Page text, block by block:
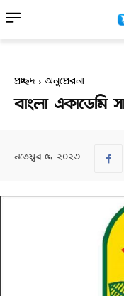
প্রচ্ছদ অনুপ্রেরনা
বাংলা একাডেমি
নভেম্বর ৫, ২০২৩